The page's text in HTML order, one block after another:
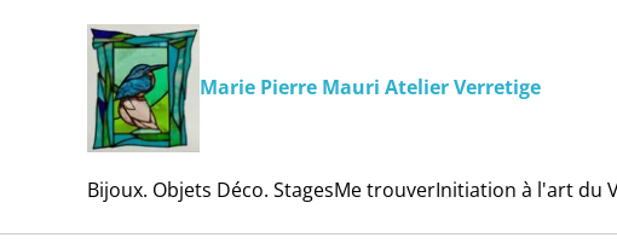
Marie Pierre Mauri Atelier Verretige
Bijoux. Objets Déco. StagesMe trouverInitiation à l'art du